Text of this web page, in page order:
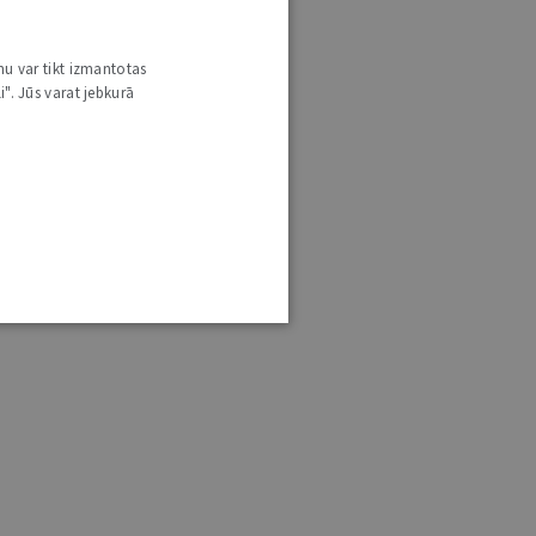
var tikt izmantotas
Jūs varat jebkurā